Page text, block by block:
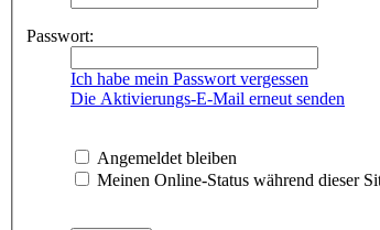
Passwort:
Ich habe mein Passwort vergessen
Die Aktivierungs-E-Mail erneut senden
Angemeldet bleiben
Meinen Online-Status während dieser